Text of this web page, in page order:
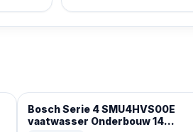
Bosch Serie 4 SMU4HVS00E
vaatwasser Onderbouw 14